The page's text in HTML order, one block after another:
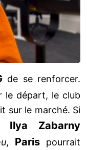
de se renforcer.
le départ, le club
sur le marché. Si
Ilya Zabarny
, Paris
pourrait